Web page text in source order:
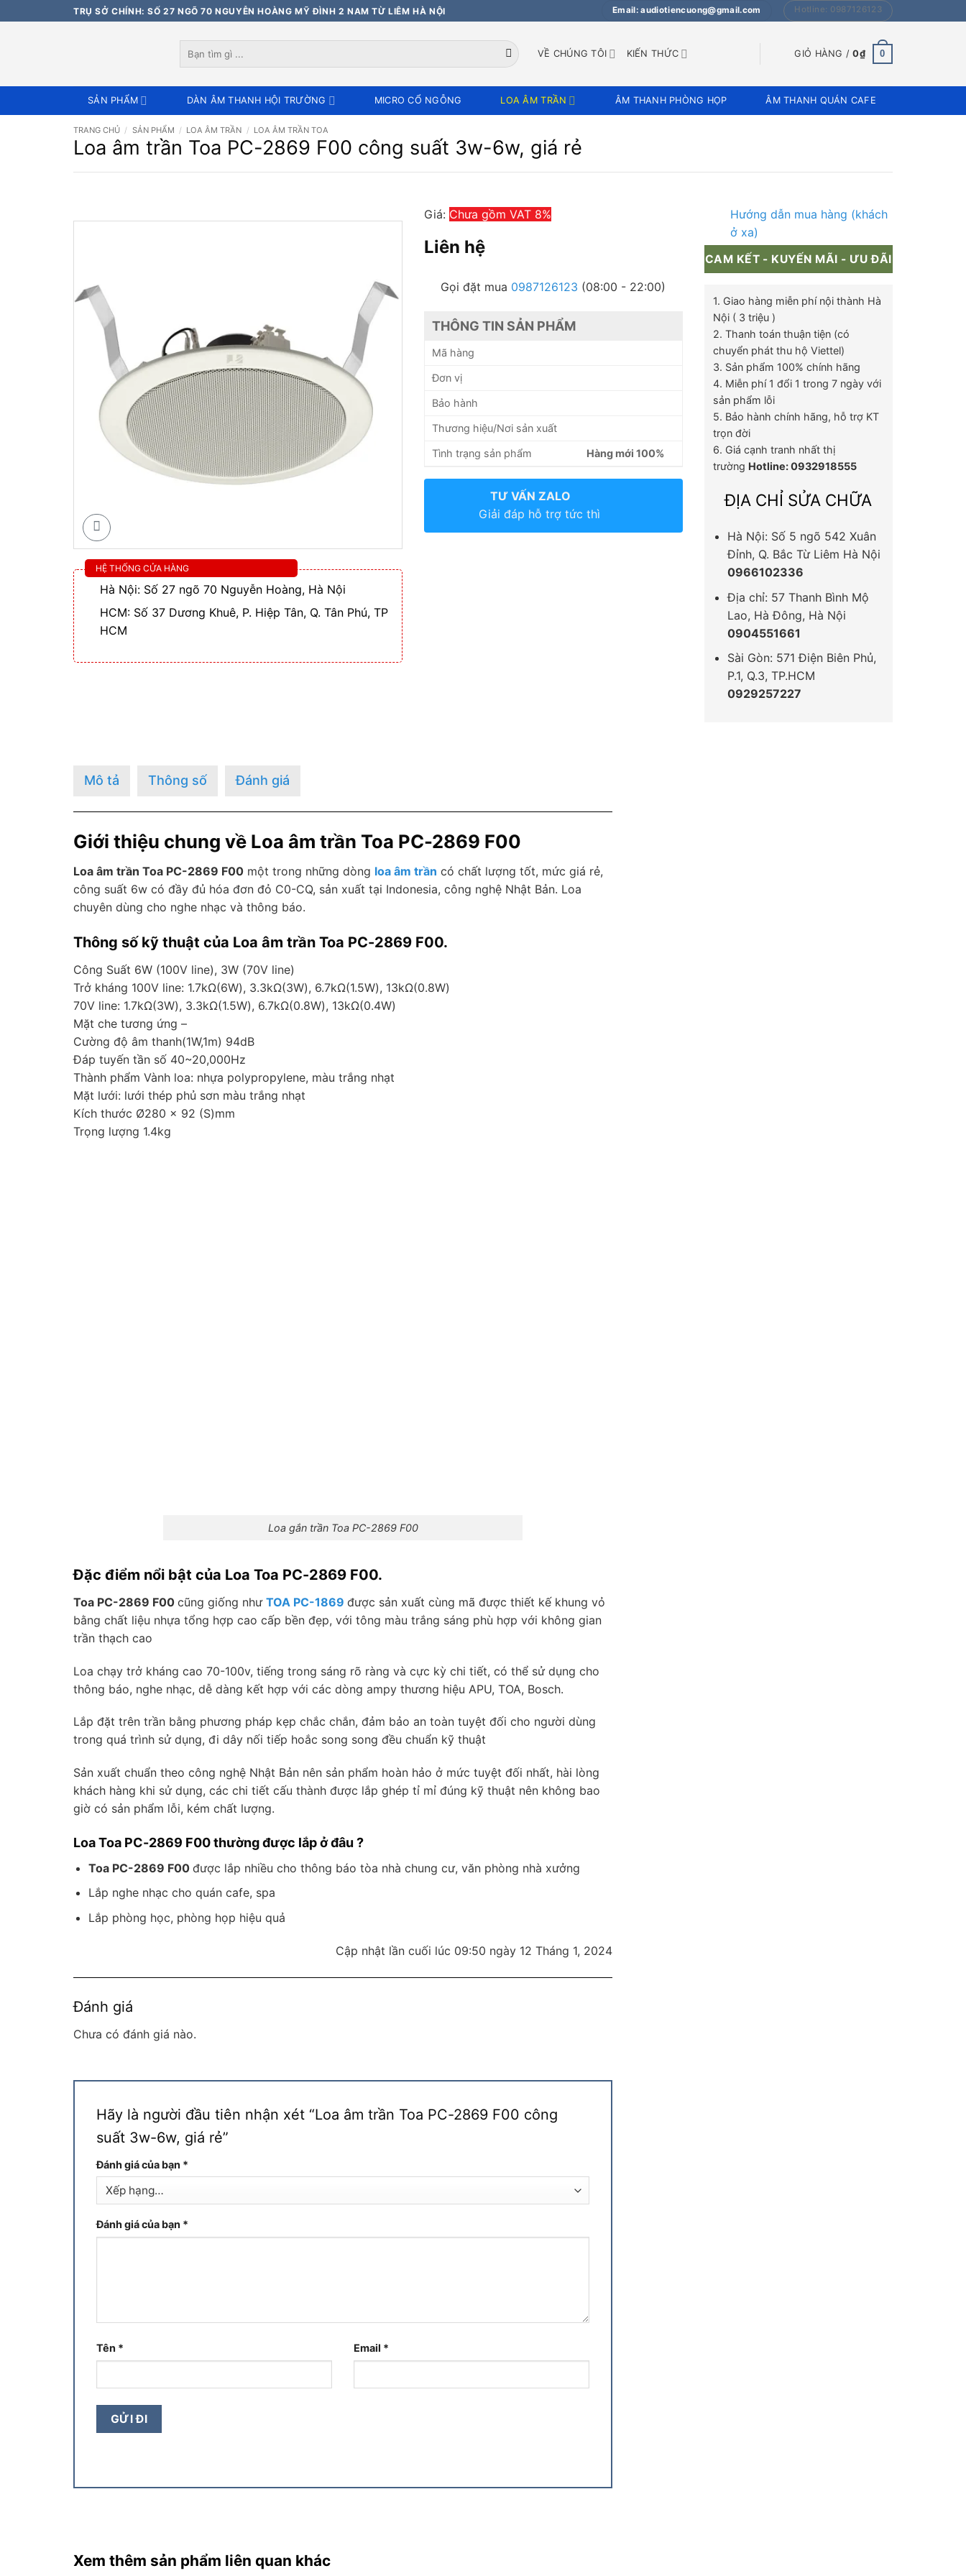
qua
TRỤ SỞ CHÍNH: SỐ 27 NGÕ 70 NGUYỄN HOÀNG MỸ ĐÌNH 2 NAM TỪ LIÊM HÀ NỘI Email: audiotiencuong@gmail.com Hotline: 0987126123
kiếm:
VỀ CHÚNG TÔI KIẾN THỨC GIỎ HÀNG /0₫ 0
SẢN PHẨM DÀN ÂM THANH HỘI TRƯỜNG MICRO CỔ NGỖNG LOA ÂM TRẦN ÂM THANH PHÒNG HỌP ÂM THANH QUÁN CAFE
TRANG CHỦ / SẢN PHẨM / LOA ÂM TRẦN / LOA ÂM TRẦN TOA
Loa âm trần Toa PC-2869 F00 công suất 3w-6w, giá rẻ
HỆ THỐNG CỬA HÀNG
Hà Nội: Số 27 ngõ 70 Nguyễn Hoàng, Hà Nội
HCM: Số 37 Dương Khuê, P. Hiệp Tân, Q. Tân Phú, TP
HCM
Giá: Chưa gồm VAT 8%
Liên hệ
Gọi đặt mua 0987126123 (08:00 - 22:00)
THÔNG TIN SẢN PHẨM
Mã hàng
Đơn vị
Bảo hành
Thương hiệu/Nơi sản xuất
Tình trạng sản phẩm Hàng mới 100%
TƯ VẤN ZALO
Giải đáp hỗ trợ tức thì
Hướng dẫn mua hàng (khách
ở xa)
CAM KẾT - KUYẾN MÃI - ƯU ĐÃI
1. Giao hàng miễn phí nội thành Hà
Nội ( 3 triệu )
2. Thanh toán thuận tiện (có
chuyển phát thu hộ Viettel)
3. Sản phẩm 100% chính hãng
4. Miễn phí 1 đổi 1 trong 7 ngày với
sản phẩm lỗi
5. Bảo hành chính hãng, hỗ trợ KT
trọn đời
6. Giá cạnh tranh nhất thị
trường Hotline: 0932918555
ĐỊA CHỈ SỬA CHỮA
Hà Nội: Số 5 ngõ 542 Xuân
Đỉnh, Q. Bắc Từ Liêm Hà Nội
0966102336
Địa chỉ: 57 Thanh Bình Mộ
Lao, Hà Đông, Hà Nội
0904551661
Sài Gòn: 571 Điện Biên Phủ,
P.1, Q.3, TP.HCM
0929257227
Mô tả Thông số Đánh giá
Giới thiệu chung về Loa âm trần Toa PC-2869 F00
Loa âm trần Toa PC-2869 F00 một trong những dòng loa âm trần có chất lượng tốt, mức giá rẻ,
công suất 6w có đầy đủ hóa đơn đỏ C0-CQ, sản xuất tại Indonesia, công nghệ Nhật Bản. Loa
chuyên dùng cho nghe nhạc và thông báo.
Thông số kỹ thuật của Loa âm trần Toa PC-2869 F00.
Công Suất 6W (100V line), 3W (70V line)
Trở kháng 100V line: 1.7kΩ(6W), 3.3kΩ(3W), 6.7kΩ(1.5W), 13kΩ(0.8W)
70V line: 1.7kΩ(3W), 3.3kΩ(1.5W), 6.7kΩ(0.8W), 13kΩ(0.4W)
Mặt che tương ứng –
Cường độ âm thanh(1W,1m) 94dB
Đáp tuyến tần số 40~20,000Hz
Thành phẩm Vành loa: nhựa polypropylene, màu trắng nhạt
Mặt lưới: lưới thép phủ sơn màu trắng nhạt
Kích thước Ø280 × 92 (S)mm
Trọng lượng 1.4kg
Loa gắn trần Toa PC-2869 F00
Đặc điểm nổi bật của Loa Toa PC-2869 F00.
Toa PC-2869 F00 cũng giống như TOA PC-1869 được sản xuất cùng mã được thiết kế khung vỏ
bằng chất liệu nhựa tổng hợp cao cấp bền đẹp, với tông màu trắng sáng phù hợp với không gian
trần thạch cao
Loa chạy trở kháng cao 70-100v, tiếng trong sáng rõ ràng và cực kỳ chi tiết, có thể sử dụng cho
thông báo, nghe nhạc, dễ dàng kết hợp với các dòng ampy thương hiệu APU, TOA, Bosch.
Lắp đặt trên trần bằng phương pháp kẹp chắc chắn, đảm bảo an toàn tuyệt đối cho người dùng
trong quá trình sử dụng, đi dây nối tiếp hoắc song song đều chuẩn kỹ thuật
Sản xuất chuẩn theo công nghệ Nhật Bản nên sản phẩm hoàn hảo ở mức tuyệt đối nhất, hài lòng
khách hàng khi sử dụng, các chi tiết cấu thành được lắp ghép tỉ mỉ đúng kỹ thuật nên không bao
giờ có sản phẩm lỗi, kém chất lượng.
Loa Toa PC-2869 F00 thường được lắp ở đâu ?
Toa PC-2869 F00 được lắp nhiều cho thông báo tòa nhà chung cư, văn phòng nhà xưởng
Lắp nghe nhạc cho quán cafe, spa
Lắp phòng học, phòng họp hiệu quả
Cập nhật lần cuối lúc 09:50 ngày 12 Tháng 1, 2024
Đánh giá
Chưa có đánh giá nào.
Hãy là người đầu tiên nhận xét “Loa âm trần Toa PC-2869 F00 công
suất 3w-6w, giá rẻ”
Đánh giá của bạn *
Đánh giá của bạn *
Tên * Email *
Xem thêm sản phẩm liên quan khác